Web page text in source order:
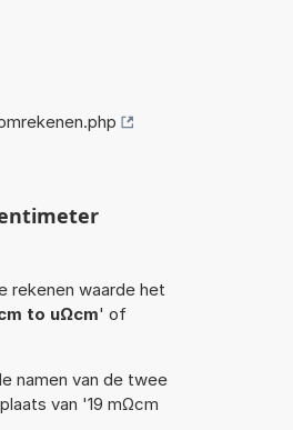
rekenen waarde het
to uΩcm' of
namen van de twee
van '19 mΩcm